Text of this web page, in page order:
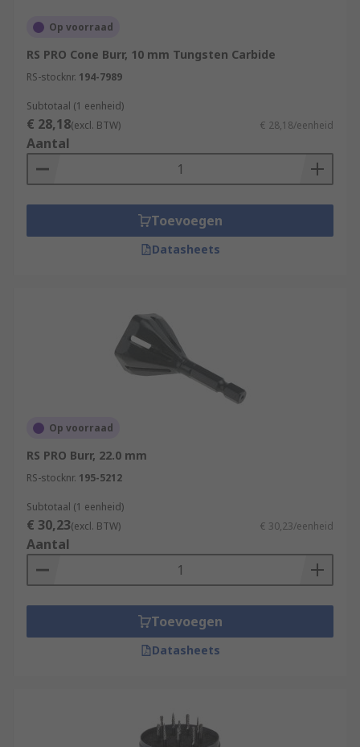
Op voorraad
RS PRO Cone Burr, 10 mm Tungsten Carbide
RS-stocknr. 194-7989
Subtotaal (1 eenheid)
€ 28,18(excl. BTW) € 28,18/eenheid
Aantal
Toevoegen
Datasheets
Op voorraad
RS PRO Burr, 22.0 mm
RS-stocknr. 195-5212
Subtotaal (1 eenheid)
€ 30,23(excl. BTW) € 30,23/eenheid
Aantal
Toevoegen
Datasheets